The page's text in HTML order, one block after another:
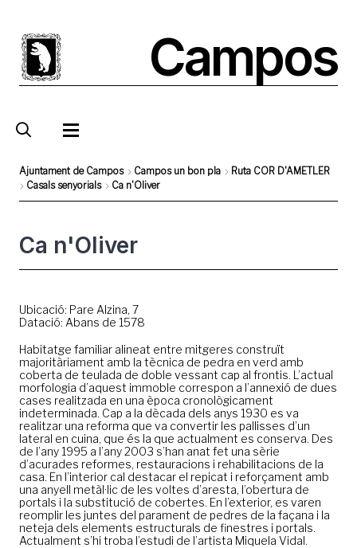
main
content
Campos
Breadcrumb
Ajuntament de Campos Campos un bon pla
Ruta COR D'AMETLER
Casals senyorials
Ca n'Oliver
Ca n'Oliver
Ubicació: Pare Alzina, 7
Datació: Abans de 1578
Habitatge familiar alineat entre mitgeres construït
majoritàriament amb la tècnica de pedra en verd amb
coberta de teulada de doble vessant cap al frontis. L’actual
morfologia d’aquest immoble correspon a l’annexió de dues
cases realitzada en una època cronològicament
indeterminada. Cap a la dècada dels anys 1930 es va
realitzar una reforma que va convertir les pallisses d’un
lateral en cuina, que és la que actualment es conserva. Des
de l’any 1995 a l’any 2003 s’han anat fet una sèrie
d’acurades reformes, restauracions i rehabilitacions de la
casa. En l’interior cal destacar el repicat i reforçament amb
una anyell metàl·lic de les voltes d’aresta, l’obertura de
portals i la substitució de cobertes. En l’exterior, es varen
reomplir les juntes del parament de pedres de la façana i la
neteja dels elements estructurals de finestres i portals.
Actualment s’hi troba l’estudi de l’artista Miquela Vidal.